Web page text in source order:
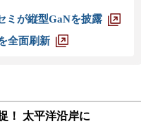
ミが縦型GaNを披露
全面刷新
！ 太平洋沿岸に